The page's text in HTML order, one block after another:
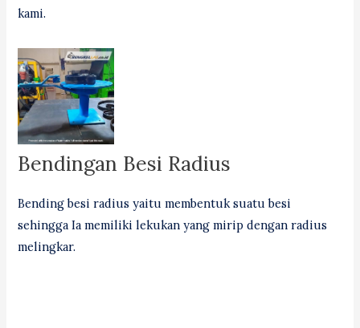
kami.
Bendingan Besi Radius
Bending besi radius yaitu membentuk suatu besi
sehingga Ia memiliki lekukan yang mirip dengan radius
melingkar.